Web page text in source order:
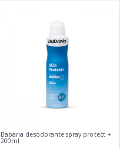
Babaria desodorante spray protect +
200ml